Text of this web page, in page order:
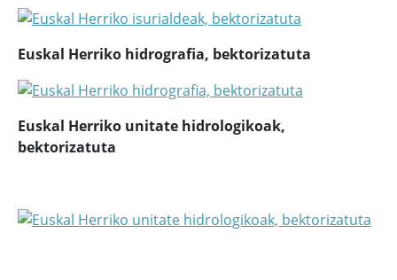
Euskal Herriko hidrografia, bektorizatuta
Euskal Herriko unitate hidrologikoak,
bektorizatuta